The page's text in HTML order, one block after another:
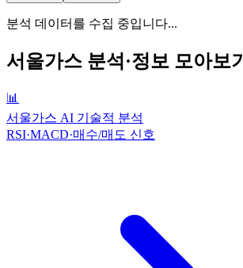
분석 데이터를 수집 중입니다...
서울가스 분석·정보 모아보기
📊
서울가스 AI 기술적 분석
RSI·MACD·매수/매도 신호